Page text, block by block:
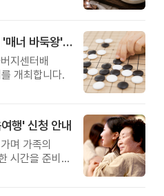
제3회 서초구 아버지센터배 '매너 바둑왕' 대회
지센터배
개최합니다.
행' 신청 안내
며 가족의
시간을 준비해